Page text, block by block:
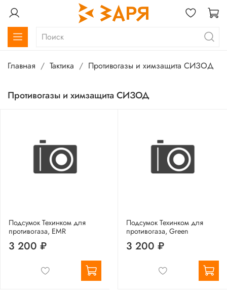
Главная Тактика Противогазы и химзащита СИЗОД
Противогазы и химзащита СИЗОД
Подсумок Техинком для
противогаза, EMR
3 200 ₽
Подсумок Техинком для
противогаза, Green
3 200 ₽